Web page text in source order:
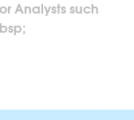
Analysts such